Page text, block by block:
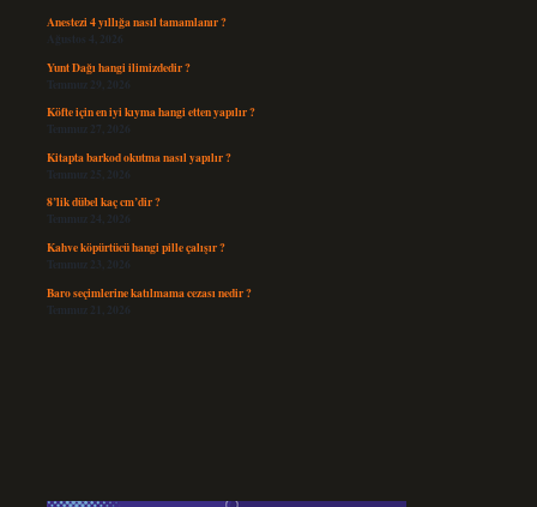
Anestezi 4 yıllığa nasıl tamamlanır ?
Ağustos 4, 2026
Yunt Dağı hangi ilimizdedir ?
Temmuz 29, 2026
Köfte için en iyi kıyma hangi etten yapılır ?
Temmuz 27, 2026
Kitapta barkod okutma nasıl yapılır ?
Temmuz 25, 2026
8’lik dübel kaç cm’dir ?
Temmuz 24, 2026
Kahve köpürtücü hangi pille çalışır ?
Temmuz 23, 2026
Baro seçimlerine katılmama cezası nedir ?
Temmuz 21, 2026